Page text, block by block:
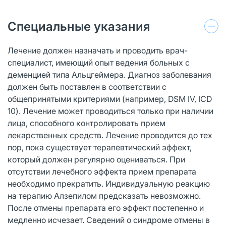
Специальные указания
Лечение должен назначать и проводить врач-
специалист, имеющий опыт ведения больных с
деменцией типа Альцгеймера. Диагноз заболевания
должен быть поставлен в соответствии с
общепринятыми критериями (например, DSM IV, ICD
10). Лечение может проводиться только при наличии
лица, способного контролировать прием
лекарственных средств. Лечение проводится до тех
пор, пока существует терапевтический эффект,
который должен регулярно оцениваться. При
отсутствии лечебного эффекта прием препарата
необходимо прекратить. Индивидуальную реакцию
на терапию Алзепилом предсказать невозможно.
После отмены препарата его эффект постепенно и
медленно исчезает. Сведений о синдроме отмены в